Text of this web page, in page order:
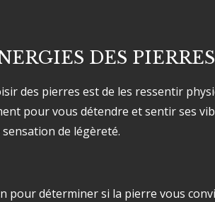
DES PIERRES
des pierres est de les ressentir
pour vous détendre et sentir ses
de légèreté.
pour déterminer si la pierre vous